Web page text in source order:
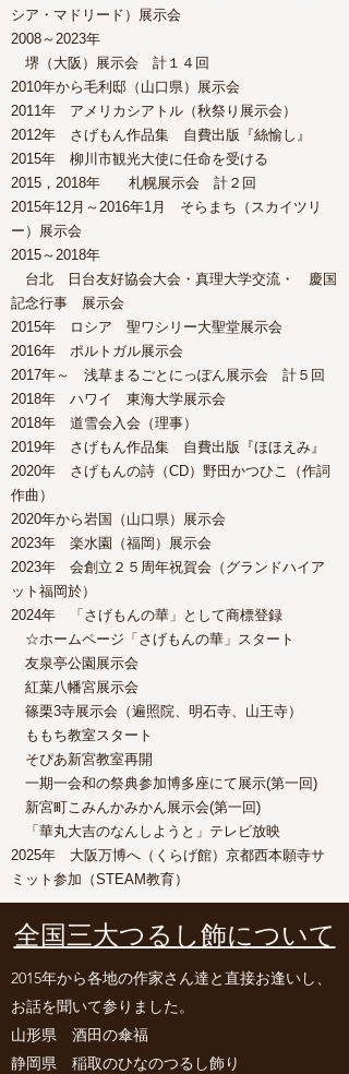
シア・マドリード）展示会
2008～2023年
堺（大阪）展示会 計１４回
2010年から毛利邸（山口県）展示会
2011年 アメリカシアトル（秋祭り展示会）
2012年 さげもん作品集 自費出版『絲愉し』
2015年 柳川市観光大使に任命を受ける
2015，2018年
札幌展示会 計２回
2015年12月～2016年1月 そらまち（スカイツリ
ー）展示会
2015～2018年
台北 日台友好協会大会・真理大学交流・ 慶国
記念行事 展示会
2015年 ロシア 聖ワシリー大聖堂展示会
2016年 ポルトガル展示会
2017年～
浅草まるごとにっぽん展示会 計５回
2018年 ハワイ 東海大学展示会
2018年 道雪会入会（理事）
2019年 さげもん作品集 自費出版『ほほえみ』
2020年 さげもんの詩（CD）野田かつひこ（作詞
作曲）
2020年から岩国（山口県）展示会
2023年 楽水園（福岡）展示会​
2023年 会創立２５周年祝賀会​（グランドハイア
ット福岡於）
2024年 「さげもんの華」として商標登録
☆ホームページ「さげもんの華」スタート
友泉亭公園展示会
紅葉八幡宮展示会
篠栗3寺展示会（遍照院、明石寺、山王寺）
ももち教室スタート
そぴあ新宮教室再開
一期一会和の祭典参加博多座にて展示(第一回)
新宮町こみんかみかん展示会(第一回)
「華丸大吉のなんしようと」テレビ放映
​2025年 大阪万博へ（くらげ館）京都西本願寺サ
ミット参加（STEAM教育）
​​全国三大つるし飾について
2015年から各地の作家さん達と直接お逢いし、
お話を聞いて参りました。
山形県 酒田の傘福
静岡県 稲取のひなのつるし飾り